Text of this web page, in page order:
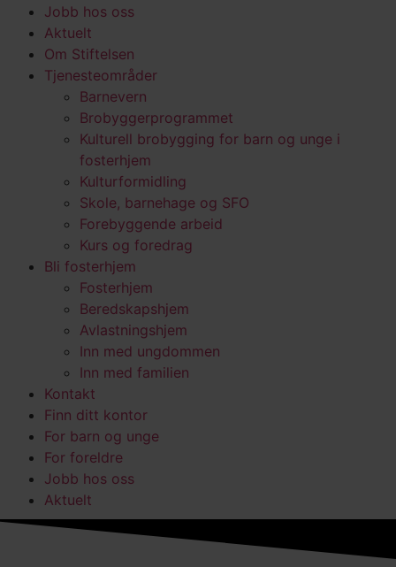
Jobb hos oss
Aktuelt
Om Stiftelsen
Tjenesteområder
Barnevern
Brobyggerprogrammet
Kulturell brobygging for barn og unge i
fosterhjem
Kulturformidling
Skole, barnehage og SFO
Forebyggende arbeid
Kurs og foredrag
Bli fosterhjem
Fosterhjem
Beredskapshjem
Avlastningshjem
Inn med ungdommen
Inn med familien
Kontakt
Finn ditt kontor
For barn og unge
For foreldre
Jobb hos oss
Aktuelt